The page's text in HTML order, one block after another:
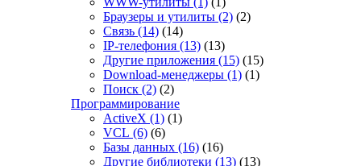
Браузеры и утилиты (2) (2)
Связь (14) (14)
IP-телефония (13) (13)
Другие приложения (15) (15)
Download-менеджеры (1) (1)
Поиск (2) (2)
Программирование
ActiveX (1) (1)
VCL (6) (6)
Базы данных (16) (16)
Другие библиотеки (13) (13)